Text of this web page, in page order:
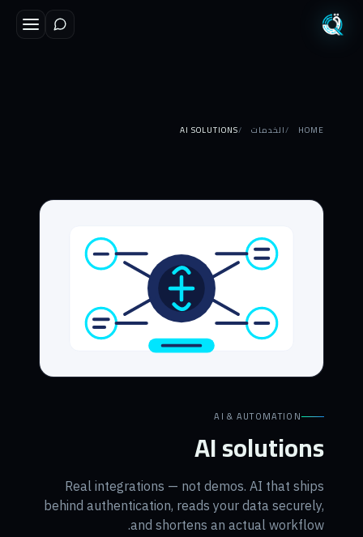
HOME الخدمات AI SOLUTIONS
AI & AUTOMATION
AI solutions
Real integrations — not demos. AI that ships
behind authentication, reads your data securely,
and shortens an actual workflow.